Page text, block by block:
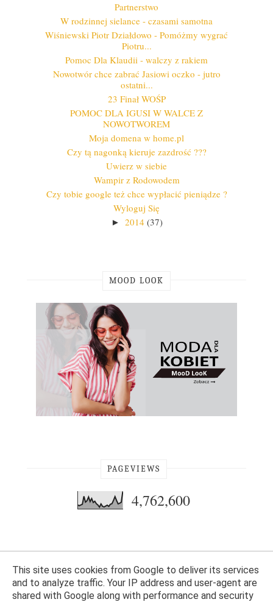
Partnerstwo
W rodzinnej sielance - czasami samotna
Wiśniewski Piotr Działdowo - Pomóżmy wygrać
Piotru...
Pomoc Dla Klaudii - walczy z rakiem
Nowotwór chce zabrać Jasiowi oczko - jutro
ostatni...
23 Finał WOŚP
POMOC DLA IGUSI W WALCE Z
NOWOTWOREM
Moja domena w home.pl
Czy tą nagonką kieruje zazdrość ???
Uwierz w siebie
Wampir z Rodowodem
Czy tobie google też chce wypłacić pieniądze ?
Wyloguj Się
► 2014 (37)
MOOD LOOK
PAGEVIEWS
4,762,600
This site uses cookies from Google to deliver its services
and to analyze traffic. Your IP address and user-agent are
shared with Google along with performance and security